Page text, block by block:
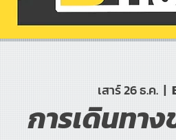
เสาร์ 26 ธ.ค.
  |
การเดินทาง